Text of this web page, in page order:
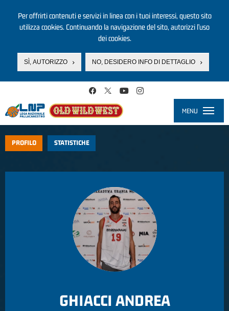
Per offrirti contenuti e servizi in linea con i tuoi interessi, questo sito
utilizza cookies. Continuando la navigazione del sito, autorizzi l’uso
dei cookies.
SÌ, AUTORIZZO NO, DESIDERO INFO DI DETTAGLIO
MENU
PROFILO STATISTICHE
GHIACCI ANDREA